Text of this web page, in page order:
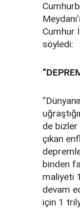
Cumhur
söyledi:
de bizler
çıkan
binden
maliyeti
devam
için 1